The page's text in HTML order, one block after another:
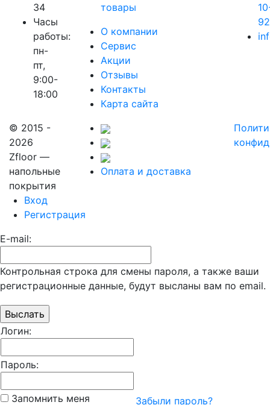
34
Часы
работы:
пн-
пт,
9:00-
18:00
товары
О компании
Сервис
Акции
Отзывы
Контакты
Карта сайта
92
© 2015 -
2026
Zfloor —
напольные
покрытия
Оплата и доставка
Вход
Регистрация
E-mail:
Контрольная строка для смены пароля, а также ваши
регистрационные данные, будут высланы вам по email.
Логин:
Пароль:
Запомнить меня Забыли пароль?